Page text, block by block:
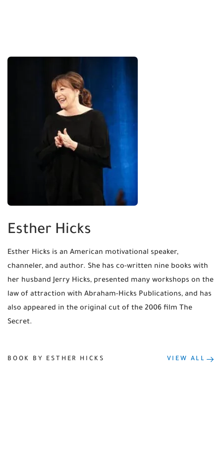
Esther Hicks
Esther Hicks is an American motivational speaker,
channeler, and author. She has co-written nine books with
her husband Jerry Hicks, presented many workshops on the
law of attraction with Abraham-Hicks Publications, and has
also appeared in the original cut of the 2006 film The
Secret.
BOOK BY ESTHER HICKS VIEW ALL